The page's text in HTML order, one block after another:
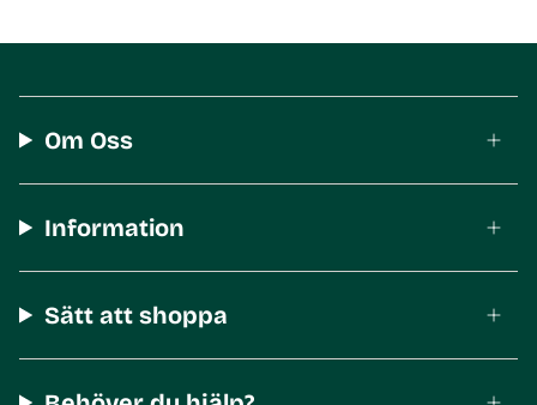
Om Oss
Information
Sätt att shoppa